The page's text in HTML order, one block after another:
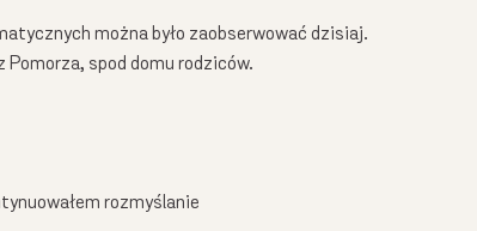
można było zaobserwować dzisiaj.
Pomorza, spod domu rodziców.
rozmyślanie
O mnie
moimi filmami? Podaj proszę: